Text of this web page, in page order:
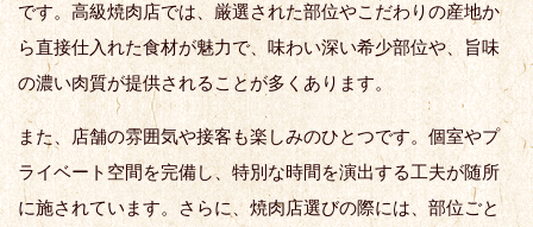
です。高級焼肉店では、厳選された部位やこだわりの産地か
ら直接仕入れた食材が魅力で、味わい深い希少部位や、旨味
の濃い肉質が提供されることが多くあります。
また、店舗の雰囲気や接客も楽しみのひとつです。個室やプ
ライベート空間を完備し、特別な時間を演出する工夫が随所
に施されています。さらに、焼肉店選びの際には、部位ごと